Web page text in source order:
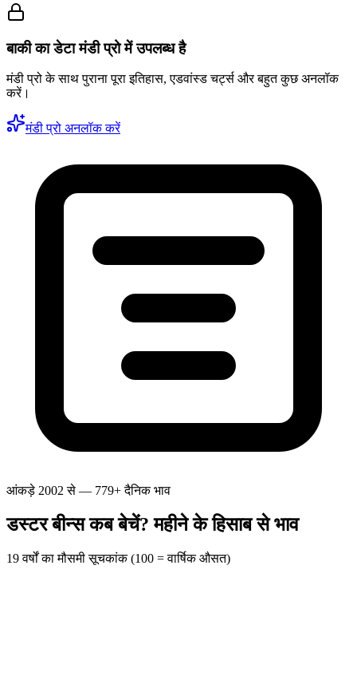
बाकी का डेटा मंडी प्रो में उपलब्ध है
मंडी प्रो के साथ पुराना पूरा इतिहास, एडवांस्ड चर्ट्स और बहुत कुछ अनलॉक
करें।
मंडी प्रो अनलॉक करें
आंकड़े 2002 से — 779+ दैनिक भाव
डस्टर बीन्स कब बेचें? महीने के हिसाब से भाव
19 वर्षों का मौसमी सूचकांक (100 = वार्षिक औसत)